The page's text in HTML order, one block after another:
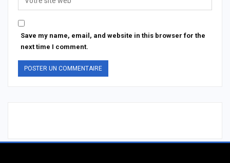
Save my name, email, and website in this browser for the
next time I comment.